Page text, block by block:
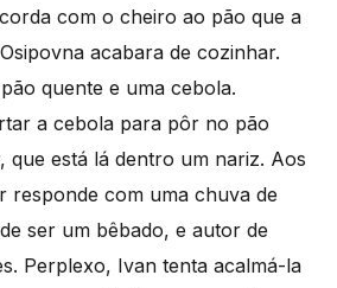
com o cheiro ao pão que a
acabara de cozinhar.
quente e uma cebola.
a cebola para pôr no pão
está lá dentro um nariz. Aos
responde com uma chuva de
ser um bêbado, e autor de
Perplexo, Ivan tenta acalmá-la